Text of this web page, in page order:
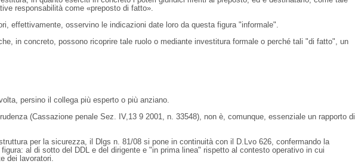
responsabilità come «preposto di fatto».
effettivamente, osservino le indicazioni date loro da questa figura "informale".
in concreto, possono ricoprire tale ruolo o mediante investitura formale o perché tali "di fatto", un
persino il collega più esperto o più anziano.
(Cassazione penale Sez. IV,13 9 2001, n. 33548), non è, comunque, essenziale un rapporto di
per la sicurezza, il Dlgs n. 81/08 si pone in continuità con il D.Lvo 626, confermando la
al di sotto del DDL e del dirigente e "in prima linea" rispetto al contesto operativo in cui
dei lavoratori.